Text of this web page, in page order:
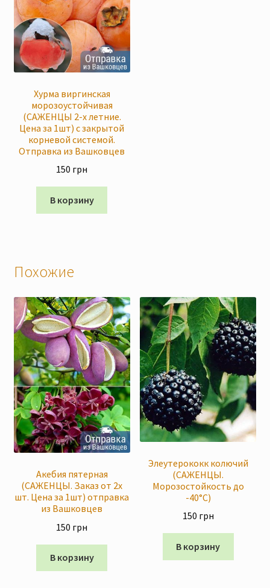
Хурма виргинская
морозоустойчивая
(САЖЕНЦЫ 2-х летние.
Цена за 1шт) с закрытой
корневой системой.
Отправка из Вашковцев
150 грн
В корзину
Похожие
Акебия пятерная
(САЖЕНЦЫ. Заказ от 2х
шт. Цена за 1шт) отправка
из Вашковцев
150 грн
В корзину
Элеутерококк колючий
(САЖЕНЦЫ.
Морозостойкость до
-40°C)
150 грн
В корзину